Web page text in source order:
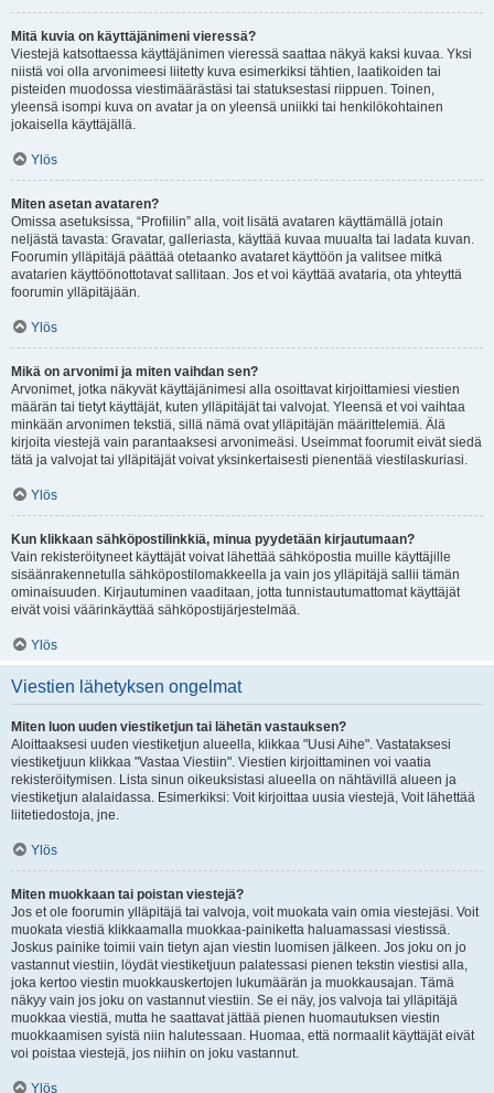
Mitä kuvia on käyttäjänimeni vieressä?
Viestejä katsottaessa käyttäjänimen vieressä saattaa näkyä kaksi kuvaa. Yksi
niistä voi olla arvonimeesi liitetty kuva esimerkiksi tähtien, laatikoiden tai
pisteiden muodossa viestimäärästäsi tai statuksestasi riippuen. Toinen,
yleensä isompi kuva on avatar ja on yleensä uniikki tai henkilökohtainen
jokaisella käyttäjällä.
Ylös
Miten asetan avataren?
Omissa asetuksissa, “Profiilin” alla, voit lisätä avataren käyttämällä jotain
neljästä tavasta: Gravatar, galleriasta, käyttää kuvaa muualta tai ladata kuvan.
Foorumin ylläpitäjä päättää otetaanko avataret käyttöön ja valitsee mitkä
avatarien käyttöönottotavat sallitaan. Jos et voi käyttää avataria, ota yhteyttä
foorumin ylläpitäjään.
Ylös
Mikä on arvonimi ja miten vaihdan sen?
Arvonimet, jotka näkyvät käyttäjänimesi alla osoittavat kirjoittamiesi viestien
määrän tai tietyt käyttäjät, kuten ylläpitäjät tai valvojat. Yleensä et voi vaihtaa
minkään arvonimen tekstiä, sillä nämä ovat ylläpitäjän määrittelemiä. Älä
kirjoita viestejä vain parantaaksesi arvonimeäsi. Useimmat foorumit eivät siedä
tätä ja valvojat tai ylläpitäjät voivat yksinkertaisesti pienentää viestilaskuriasi.
Ylös
Kun klikkaan sähköpostilinkkiä, minua pyydetään kirjautumaan?
Vain rekisteröityneet käyttäjät voivat lähettää sähköpostia muille käyttäjille
sisäänrakennetulla sähköpostilomakkeella ja vain jos ylläpitäjä sallii tämän
ominaisuuden. Kirjautuminen vaaditaan, jotta tunnistautumattomat käyttäjät
eivät voisi väärinkäyttää sähköpostijärjestelmää.
Ylös
Viestien lähetyksen ongelmat
Miten luon uuden viestiketjun tai lähetän vastauksen?
Aloittaaksesi uuden viestiketjun alueella, klikkaa "Uusi Aihe". Vastataksesi
viestiketjuun klikkaa "Vastaa Viestiin". Viestien kirjoittaminen voi vaatia
rekisteröitymisen. Lista sinun oikeuksistasi alueella on nähtävillä alueen ja
viestiketjun alalaidassa. Esimerkiksi: Voit kirjoittaa uusia viestejä, Voit lähettää
liitetiedostoja, jne.
Ylös
Miten muokkaan tai poistan viestejä?
Jos et ole foorumin ylläpitäjä tai valvoja, voit muokata vain omia viestejäsi. Voit
muokata viestiä klikkaamalla muokkaa-painiketta haluamassasi viestissä.
Joskus painike toimii vain tietyn ajan viestin luomisen jälkeen. Jos joku on jo
vastannut viestiin, löydät viestiketjuun palatessasi pienen tekstin viestisi alla,
joka kertoo viestin muokkauskertojen lukumäärän ja muokkausajan. Tämä
näkyy vain jos joku on vastannut viestiin. Se ei näy, jos valvoja tai ylläpitäjä
muokkaa viestiä, mutta he saattavat jättää pienen huomautuksen viestin
muokkaamisen syistä niin halutessaan. Huomaa, että normaalit käyttäjät eivät
voi poistaa viestejä, jos niihin on joku vastannut.
Ylös